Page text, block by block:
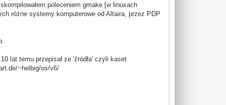
poleceniem gmake [w linuxach
różne systemy komputerowe od Altaira, przez PDP
lat temu przepisał ze 'źródła' czyli kaset
~helbig/os/v6/